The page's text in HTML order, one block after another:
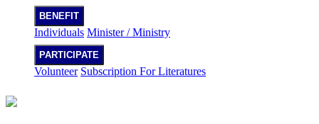
BENEFIT
Individuals Minister / Ministry
PARTICIPATE
Volunteer Subscription For Literatures